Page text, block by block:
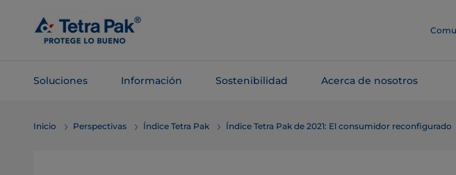
contenido
principal
Soluciones Información Sostenibilidad Acerca de nosotros
navegación
Inicio Perspectivas Índice Tetra Pak Índice Tetra Pak de 2021: El consumidor reconfigurado